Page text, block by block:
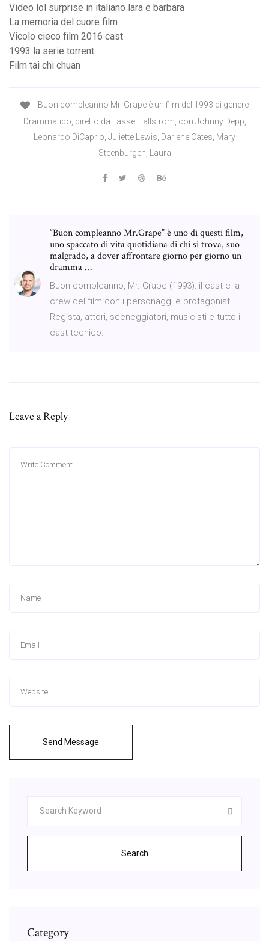
Video lol surprise in italiano lara e barbara
La memoria del cuore film
Vicolo cieco film 2016 cast
1993 la serie torrent
Film tai chi chuan
Buon compleanno Mr. Grape è un film del 1993 di genere
Drammatico, diretto da Lasse Hallström, con Johnny Depp,
Leonardo DiCaprio, Juliette Lewis, Darlene Cates, Mary
Steenburgen, Laura
“Buon compleanno Mr.Grape” è uno di questi film,
uno spaccato di vita quotidiana di chi si trova, suo
malgrado, a dover affrontare giorno per giorno un
dramma …
Buon compleanno, Mr. Grape (1993): il cast e la
crew del film con i personaggi e protagonisti.
Regista, attori, sceneggiatori, musicisti e tutto il
cast tecnico.
Leave a Reply
Send Message
Search
Category